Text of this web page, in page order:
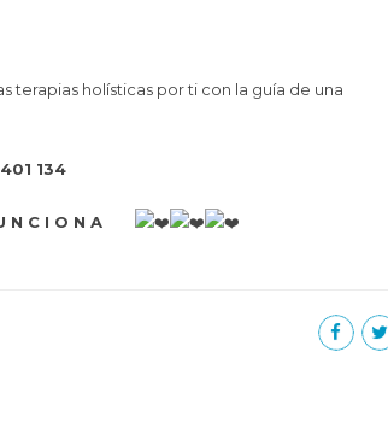
terapias holísticas por ti con la guía de una
134
N C I O N A